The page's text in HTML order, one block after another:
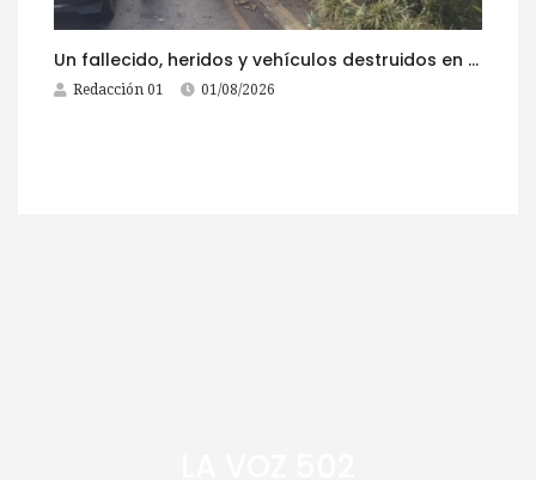
Un fallecido, heridos y vehículos destruidos en accidentes registrados este 1 de agosto
Redacción 01 01/08/2026